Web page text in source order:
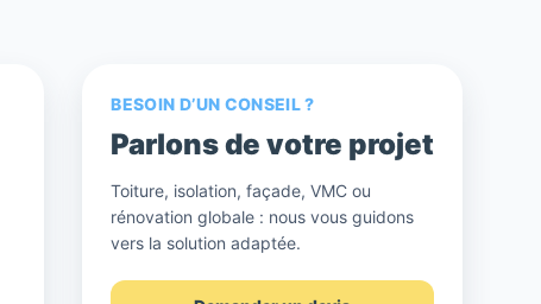
BESOIN D’UN CONSEIL ?
Parlons de votre projet
Toiture, isolation, façade, VMC ou
rénovation globale : nous vous guidons
vers la solution adaptée.